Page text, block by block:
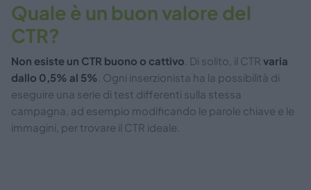
Quale è un buon valore del
CTR?
Non esiste un CTR buono o cattivo . Di solito, il CTR varia
dallo 0,5% al ​​5% . Ogni inserzionista ha la possibilità di
eseguire una serie di test differenti sulla stessa
campagna, ad esempio modificando le parole chiave e le
immagini, per trovare il CTR ideale.